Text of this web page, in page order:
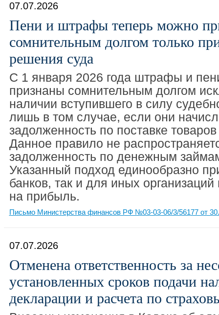
07.07.2026
Пени и штрафы теперь можно
сомнительным долгом только
решения суда
С 1 января 2026 года штрафы и
признаны сомнительным долгом
наличии вступившего в силу
лишь в том случае, если они
задолженность по поставке товаров
Данное правило не
задолженность по денежным
Указанный подход единообразно
банков, так и для иных организаций
на прибыль.
Письмо Министерства финансов РФ №03-03-06/3/56177 от
07.07.2026
Отменена ответственность за
установленных сроков подачи
декларации и расчета по